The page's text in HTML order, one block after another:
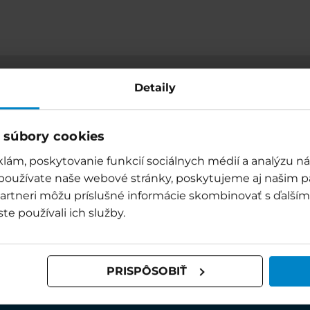
Detaily
cookies
poskytovanie funkcií sociálnych médií a analýzu
naše webové stránky, poskytujeme aj našim
môžu príslušné informácie skombinovať s
používali ich služby.
PRISPÔSOBIŤ
INFO
PARTNERBETRIEBE
INFORMATIONEN
GLETSCHER
46